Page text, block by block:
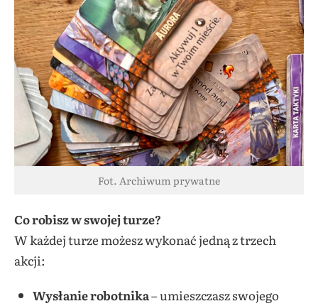
Fot. Archiwum prywatne
Co robisz w swojej turze?
W każdej turze możesz wykonać jedną z trzech
akcji:
Wysłanie robotnika– umieszczasz swojego